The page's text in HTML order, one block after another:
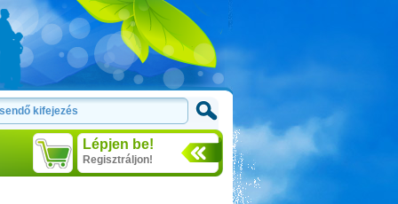
Lépjen be!
Regisztráljon!